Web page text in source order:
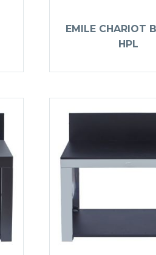
EMILE CHARIOT
HPL